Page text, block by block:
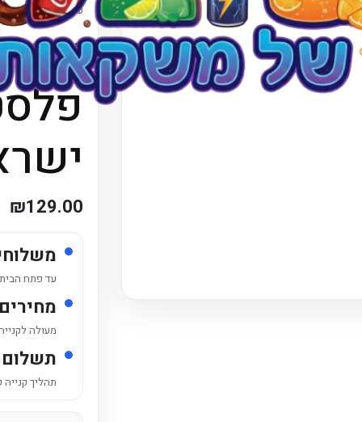
עמוד הבית/
₪129.00
עד פתח
מעולה
תהליך